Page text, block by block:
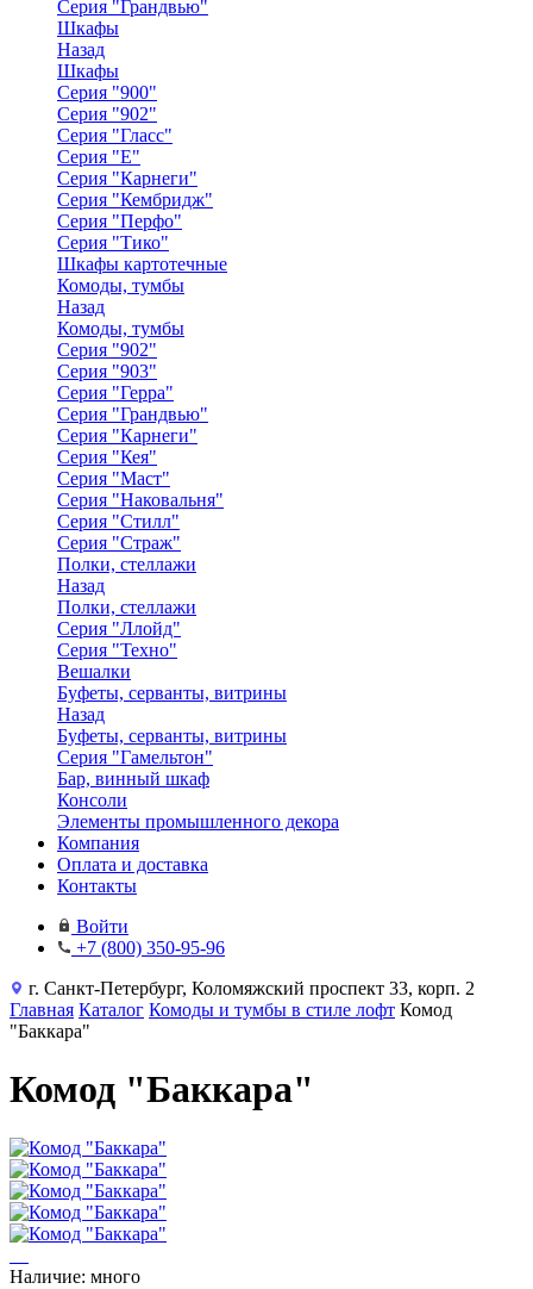
Серия "Грандвью"
Шкафы
Назад
Шкафы
Серия "900"
Серия "902"
Серия "Гласс"
Серия "Е"
Серия "Карнеги"
Серия "Кембридж"
Серия "Перфо"
Серия "Тико"
Шкафы картотечные
Комоды, тумбы
Назад
Комоды, тумбы
Серия "902"
Серия "903"
Серия "Герра"
Серия "Грандвью"
Серия "Карнеги"
Серия "Кея"
Серия "Маст"
Серия "Наковальня"
Серия "Стилл"
Серия "Страж"
Полки, стеллажи
Назад
Полки, стеллажи
Серия "Ллойд"
Серия "Техно"
Вешалки
Буфеты, серванты, витрины
Назад
Буфеты, серванты, витрины
Серия "Гамельтон"
Бар, винный шкаф
Консоли
Элементы промышленного декора
Компания
Оплата и доставка
Контакты
Войти
+7 (800) 350-95-96
г. Санкт-Петербург, Коломяжский проспект 33, корп. 2
Главная Каталог Комоды и тумбы в стиле лофт Комод
"Баккара"
Комод "Баккара"
Наличие: много